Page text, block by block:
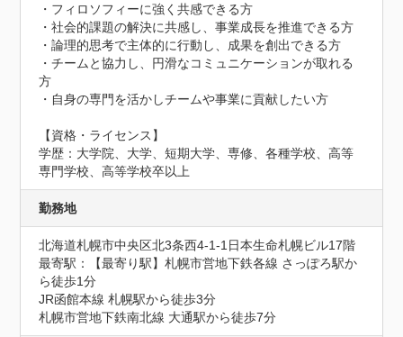
・フィロソフィーに強く共感できる方
・社会的課題の解決に共感し、事業成長を推進できる方
・論理的思考で主体的に行動し、成果を創出できる方
・チームと協力し、円滑なコミュニケーションが取れる
方
・自身の専門を活かしチームや事業に貢献したい方
【資格・ライセンス】
学歴：大学院、大学、短期大学、専修、各種学校、高等
専門学校、高等学校卒以上
勤務地
北海道札幌市中央区北3条西4-1-1日本生命札幌ビル17階
最寄駅：【最寄り駅】札幌市営地下鉄各線 さっぽろ駅か
ら徒歩1分
JR函館本線 札幌駅から徒歩3分
札幌市営地下鉄南北線 大通駅から徒歩7分